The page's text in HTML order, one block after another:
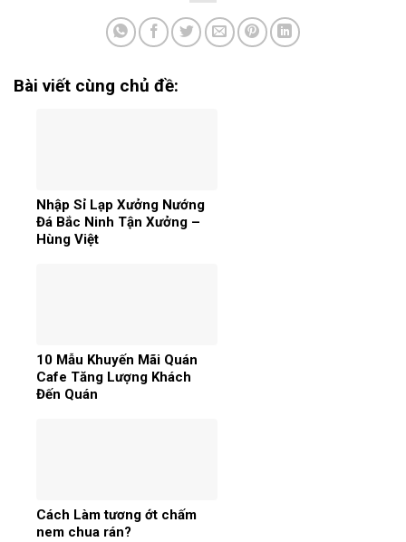
Bài viết cùng chủ đề:
Nhập Sỉ Lạp Xưởng Nướng
Đá Bắc Ninh Tận Xưởng –
Hùng Việt
10 Mẫu Khuyến Mãi Quán
Cafe Tăng Lượng Khách
Đến Quán
Cách Làm tương ớt chấm
nem chua rán?